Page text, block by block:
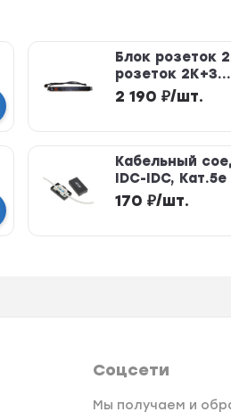
Блок розеток
розеток 2К+З...
2 190 ₽/шт.
Кабельный
IDC-IDC,
170 ₽/шт.
Соцсети
Мы получаем и